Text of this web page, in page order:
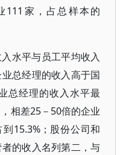
111家，占总样本的
水平与员工平均收入
总经理的收入高于国
总经理的收入水平最
相差25－50倍的企业
15.3%；股份公司和
的收入名列第二，与